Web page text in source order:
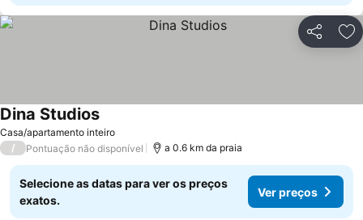
Partilhar
Casa/apartamento inteiro
Dina Studios
/ Pontuação não disponível a 0.6 km da praia
Selecione as datas para ver os preços
exatos.
Ver preços